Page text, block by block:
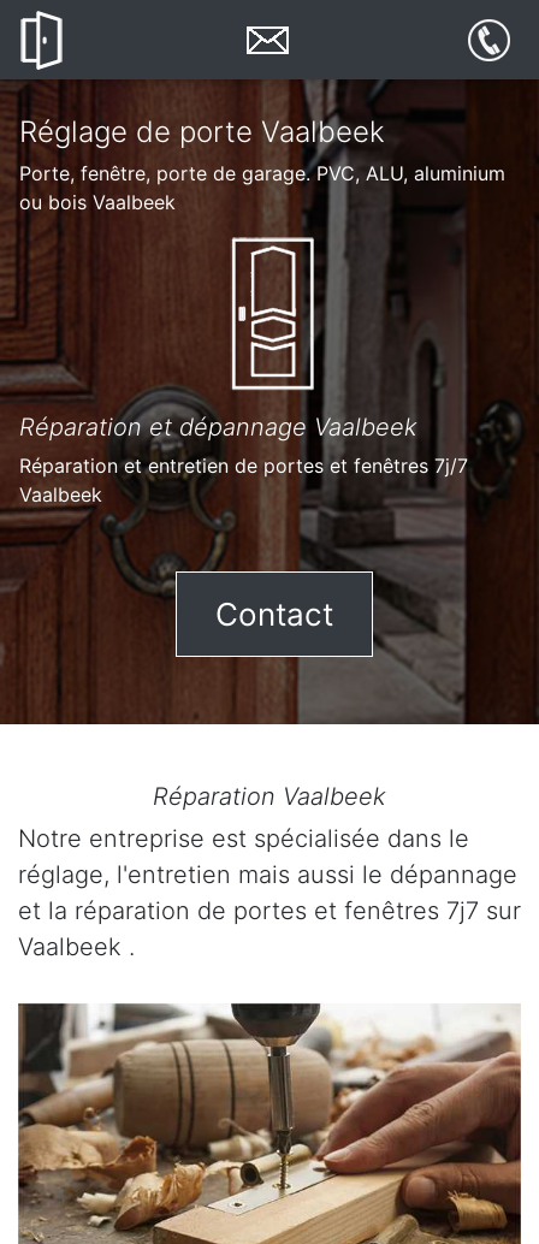
Réglage de porte Vaalbeek
Porte, fenêtre, porte de garage. PVC, ALU, aluminium
ou bois Vaalbeek
Réparation et dépannage Vaalbeek
Réparation et entretien de portes et fenêtres 7j/7
Vaalbeek
Contact
Réparation Vaalbeek
Notre entreprise est spécialisée dans le
réglage, l'entretien mais aussi le dépannage
et la réparation de portes et fenêtres 7j7 sur
Vaalbeek .